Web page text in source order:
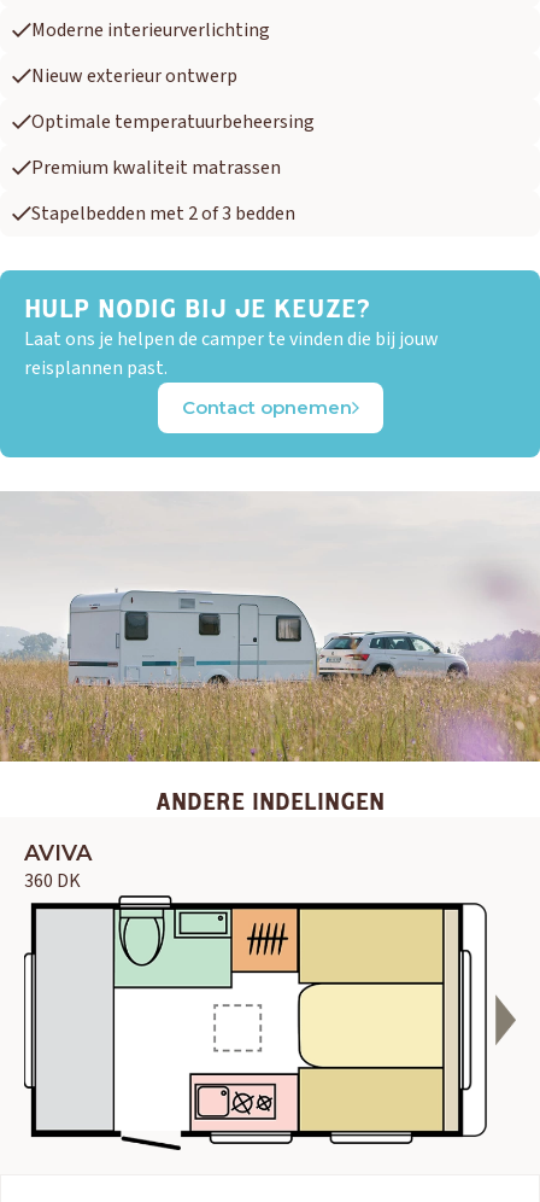
Moderne interieurverlichting
Nieuw exterieur ontwerp
Optimale temperatuurbeheersing
Premium kwaliteit matrassen
Stapelbedden met 2 of 3 bedden
HULP NODIG BIJ JE KEUZE?
Laat ons je helpen de camper te vinden die bij jouw
reisplannen past.
Contact opnemen
ANDERE INDELINGEN
AVIVA
360 DK